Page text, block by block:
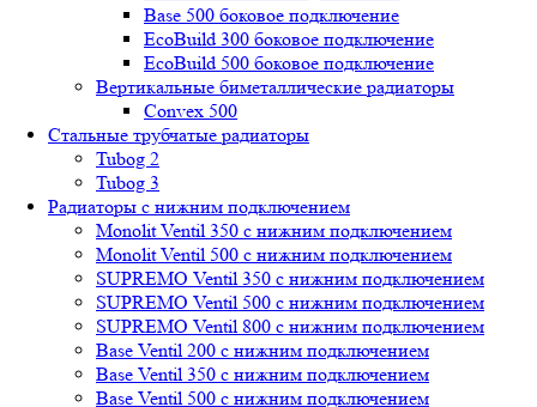
Base 500 боковое подключение
EcoBuild 300 боковое подключение
EcoBuild 500 боковое подключение
Вертикальные биметаллические радиаторы
Convex 500
Стальные трубчатые радиаторы
Tubog 2
Tubog 3
Радиаторы с нижним подключением
Monolit Ventil 350 с нижним подключением
Monolit Ventil 500 с нижним подключением
SUPREMO Ventil 350 с нижним подключением
SUPREMO Ventil 500 с нижним подключением
SUPREMO Ventil 800 с нижним подключением
Base Ventil 200 с нижним подключением
Base Ventil 350 с нижним подключением
Base Ventil 500 с нижним подключением